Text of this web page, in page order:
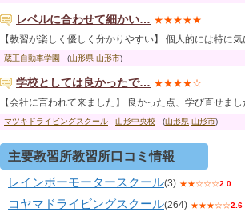
レベルに合わせて細かい… ★★★★★
【教習が楽しく優しく分かりやすい】 個人的には特に気
蔵王自動車学園 (山形県 山形市)
学校としては良かったで… ★★★★☆
【会社に言われて来ました】 良かった点、学び直せまし
マツキドライビングスクール 山形中央校 (山形県 山形市)
主要教習所教習所口コミ情報
レインボーモータースクール(3) ★★☆☆☆2.0
コヤマドライビングスクール(264) ★★★☆☆2.6